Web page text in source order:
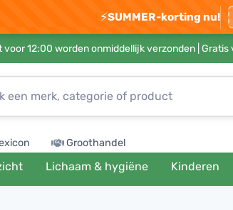
⚡SUMMER-korting nu!
12:00 worden onmiddellijk verzonden | Gratis
Groothandel
Lichaam & hygiëne Kinderen